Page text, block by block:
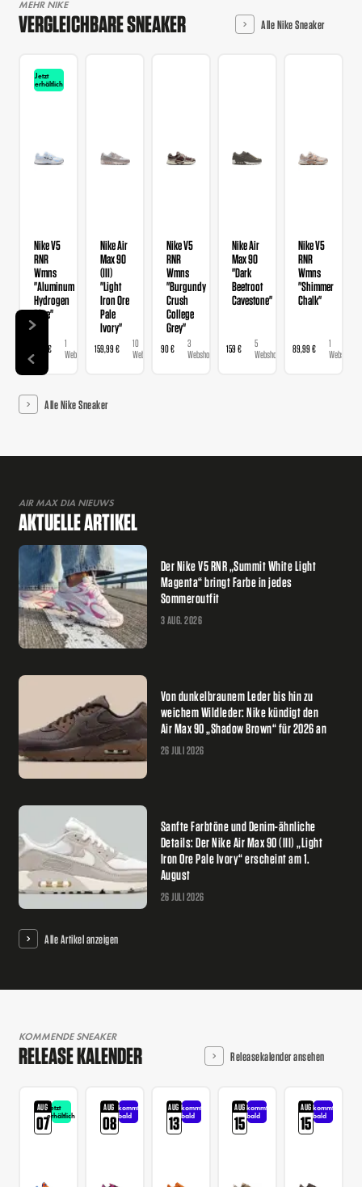
MEHR NIKE
VERGLEICHBARE SNEAKER Alle Nike Sneaker
Jetzt
erhältlich
Nike V5
RNR
Wmns
"Aluminum
Hydrogen
Blue"
89,99 €
1
Webshop
Nike Air
Max 90
(III)
"Light
Iron Ore
Pale
Ivory"
159,99 €
10
Webshops
Nike V5
RNR
Wmns
"Burgundy
Crush
College
Grey"
90 €
3
Webshops
Nike Air
Max 90
"Dark
Beetroot
Cavestone"
159 €
5
Webshops
Nike V5
RNR
Wmns
"Shimmer
Chalk"
89,99 €
1
Webshop
Alle Nike Sneaker
AIR MAX DIA NIEUWS
AKTUELLE ARTIKEL
Der Nike V5 RNR „Summit White Light
Magenta“ bringt Farbe in jedes
Sommeroutfit
3 AUG. 2026
Von dunkelbraunem Leder bis hin zu
weichem Wildleder: Nike kündigt den
Air Max 90 „Shadow Brown“ für 2026 an
26 JULI 2026
Sanfte Farbtöne und Denim-ähnliche
Details: Der Nike Air Max 90 (III) „Light
Iron Ore Pale Ivory“ erscheint am 1.
August
26 JULI 2026
Alle Artikel anzeigen
KOMMENDE SNEAKER
RELEASE KALENDER Releasekalender ansehen
AUG
07
Jetzt
erhältlich
AUG
08
kommt
bald
AUG
13
kommt
bald
AUG
15
kommt
bald
AUG
15
kommt
bald